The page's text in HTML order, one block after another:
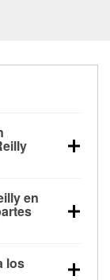
y
Engine”
en
tienda
en
en la
los